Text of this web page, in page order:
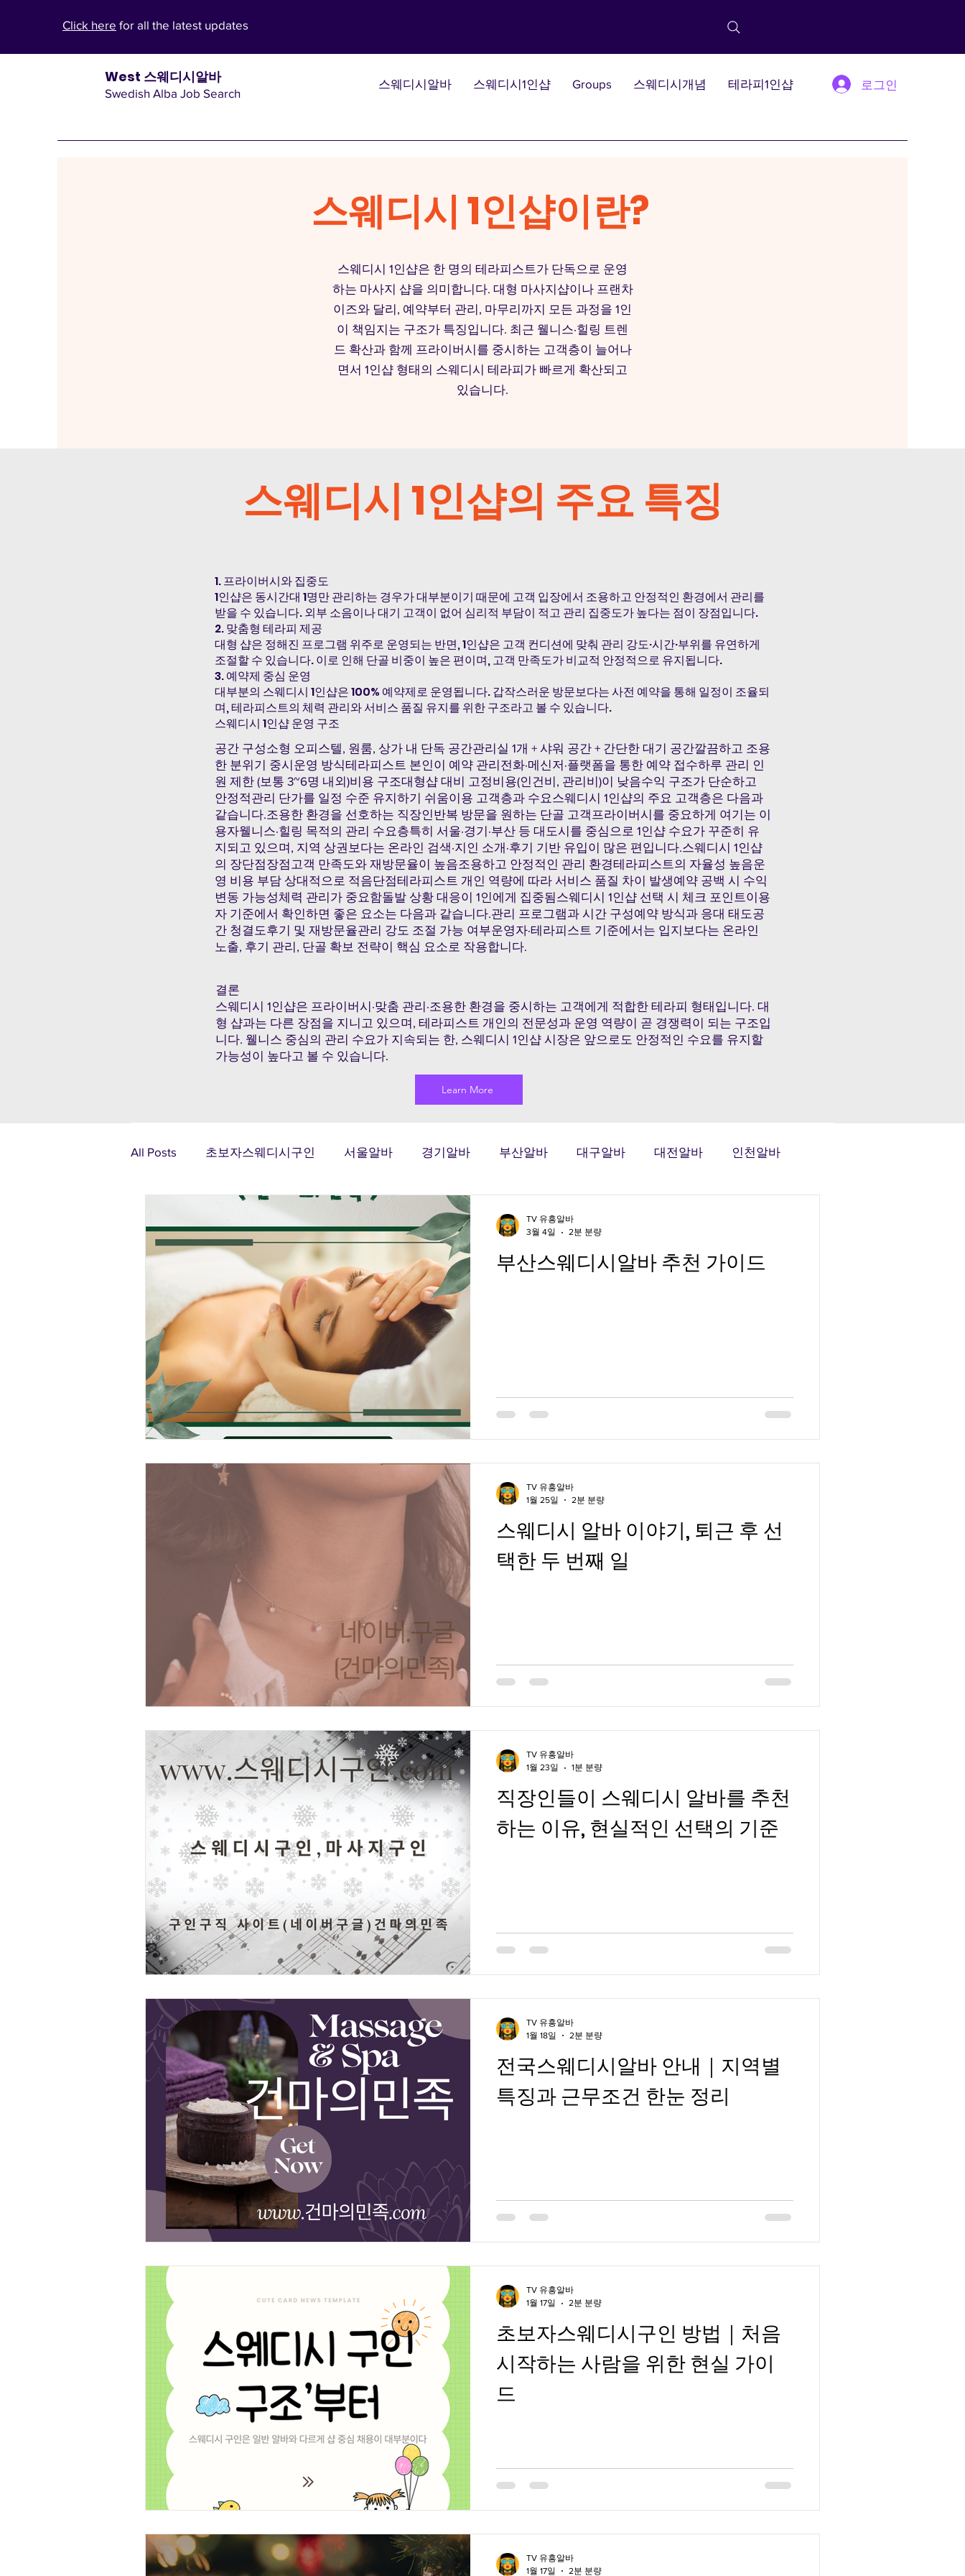
Click here for all the latest updates
West 스웨디시알바
Swedish Alba Job Search
스웨디시알바 스웨디시1인샵 Groups 스웨디시개념 테라피1인샵 로그인
스웨디시 1인샵이란?
스웨디시 1인샵은 한 명의 테라피스트가 단독으로 운영
하는 마사지 샵을 의미합니다. 대형 마사지샵이나 프랜차
이즈와 달리, 예약부터 관리, 마무리까지 모든 과정을 1인
이 책임지는 구조가 특징입니다. 최근 웰니스·힐링 트렌
드 확산과 함께 프라이버시를 중시하는 고객층이 늘어나
면서 1인샵 형태의 스웨디시 테라피가 빠르게 확산되고
있습니다.
스웨디시 1인샵의 주요 특징
1. 프라이버시와 집중도
1인샵은 동시간대 1명만 관리하는 경우가 대부분이기 때문에 고객 입장에서 조용하고 안정적인 환경에서 관리를
받을 수 있습니다. 외부 소음이나 대기 고객이 없어 심리적 부담이 적고 관리 집중도가 높다는 점이 장점입니다.
2. 맞춤형 테라피 제공
대형 샵은 정해진 프로그램 위주로 운영되는 반면, 1인샵은 고객 컨디션에 맞춰 관리 강도·시간·부위를 유연하게
조절할 수 있습니다. 이로 인해 단골 비중이 높은 편이며, 고객 만족도가 비교적 안정적으로 유지됩니다.
3. 예약제 중심 운영
대부분의 스웨디시 1인샵은 100% 예약제로 운영됩니다. 갑작스러운 방문보다는 사전 예약을 통해 일정이 조율되
며, 테라피스트의 체력 관리와 서비스 품질 유지를 위한 구조라고 볼 수 있습니다.
스웨디시 1인샵 운영 구조
공간 구성소형 오피스텔, 원룸, 상가 내 단독 공간관리실 1개 + 샤워 공간 + 간단한 대기 공간깔끔하고 조용
한 분위기 중시운영 방식테라피스트 본인이 예약 관리전화·메신저·플랫폼을 통한 예약 접수하루 관리 인
원 제한 (보통 3~6명 내외)비용 구조대형샵 대비 고정비용(인건비, 관리비)이 낮음수익 구조가 단순하고
안정적관리 단가를 일정 수준 유지하기 쉬움이용 고객층과 수요스웨디시 1인샵의 주요 고객층은 다음과
같습니다.조용한 환경을 선호하는 직장인반복 방문을 원하는 단골 고객프라이버시를 중요하게 여기는 이
용자웰니스·힐링 목적의 관리 수요층특히 서울·경기·부산 등 대도시를 중심으로 1인샵 수요가 꾸준히 유
지되고 있으며, 지역 상권보다는 온라인 검색·지인 소개·후기 기반 유입이 많은 편입니다.스웨디시 1인샵
의 장단점장점고객 만족도와 재방문율이 높음조용하고 안정적인 관리 환경테라피스트의 자율성 높음운
영 비용 부담 상대적으로 적음단점테라피스트 개인 역량에 따라 서비스 품질 차이 발생예약 공백 시 수익
변동 가능성체력 관리가 중요함돌발 상황 대응이 1인에게 집중됨스웨디시 1인샵 선택 시 체크 포인트이용
자 기준에서 확인하면 좋은 요소는 다음과 같습니다.관리 프로그램과 시간 구성예약 방식과 응대 태도공
간 청결도후기 및 재방문율관리 강도 조절 가능 여부운영자·테라피스트 기준에서는 입지보다는 온라인
노출, 후기 관리, 단골 확보 전략이 핵심 요소로 작용합니다.
결론
스웨디시 1인샵은 프라이버시·맞춤 관리·조용한 환경을 중시하는 고객에게 적합한 테라피 형태입니다. 대
형 샵과는 다른 장점을 지니고 있으며, 테라피스트 개인의 전문성과 운영 역량이 곧 경쟁력이 되는 구조입
니다. 웰니스 중심의 관리 수요가 지속되는 한, 스웨디시 1인샵 시장은 앞으로도 안정적인 수요를 유지할
가능성이 높다고 볼 수 있습니다.
Learn More
All Posts 초보자스웨디시구인 서울알바 경기알바 부산알바 대구알바 대전알바 인천알바
제주알바 마사지구인
스웨디시알바 스웨디시구인 스웨디시 스웨디시마사지 전국스웨디시알바
스웨디시 알바 전국알바 알바정보 알바사이트
사과농사 사과재배 과수농장
부산스웨디시알바 추천 가이드
TV 유흥알바
3월 4일
2분 분량
스웨디시 알바 이야기, 퇴근 후 선
택한 두 번째 일
TV 유흥알바
1월 25일
2분 분량
직장인들이 스웨디시 알바를 추천
하는 이유, 현실적인 선택의 기준
TV 유흥알바
1월 23일
1분 분량
전국스웨디시알바 안내｜지역별
특징과 근무조건 한눈 정리
TV 유흥알바
1월 18일
2분 분량
초보자스웨디시구인 방법｜처음
시작하는 사람을 위한 현실 가이
드
TV 유흥알바
1월 17일
2분 분량
TV 유흥알바
1월 17일
2분 분량